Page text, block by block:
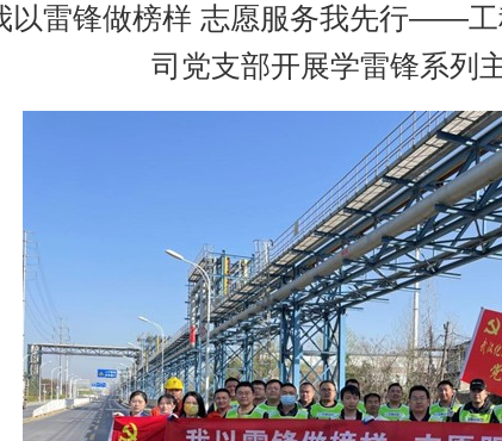
以雷锋做榜样 志愿服务我先行——工
司党支部开展学雷锋系列